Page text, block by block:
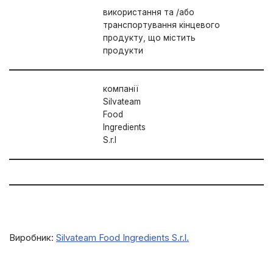
використання та /або
транспортування кінцевого
продукту, що містить
продукти
компанії
Silvateam
Food
Ingredients
S.r.l
Виробник: Silvateam Food Ingredients S.r.l.